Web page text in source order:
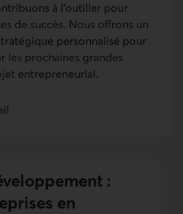
à l’outiller pour
de succès. Nous offrons un
personnalisé pour
les prochaines grandes
entrepreneurial.
:
en